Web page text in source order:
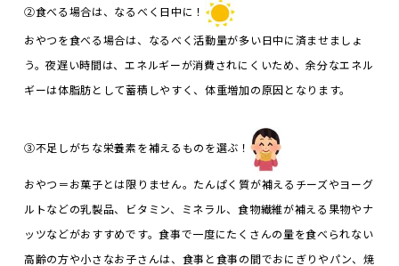
②食べる場合は、なるべく日中に！
おやつを食べる場合は、なるべく活動量が多い日中に済ませましょ
う。夜遅い時間は、エネルギーが消費されにくいため、余分なエネル
ギーは体脂肪として蓄積しやすく、体重増加の原因となります。
③不足しがちな栄養素を補えるものを選ぶ！
おやつ＝お菓子とは限りません。たんぱく質が補えるチーズやヨーグ
ルトなどの乳製品、ビタミン、ミネラル、食物繊維が補える果物やナ
ッツなどがおすすめです。食事で一度にたくさんの量を食べられない
高齢の方や小さなお子さんは、食事と食事の間でおにぎりやパン、焼